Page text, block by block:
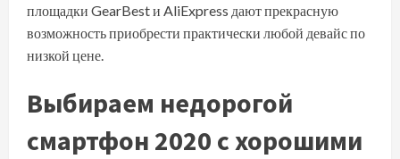
площадки GearBestи AliExpress дают прекрасную
возможность приобрести практически любой девайс по
низкой цене.
Выбираем недорогой
смартфон 2020 с хорошими